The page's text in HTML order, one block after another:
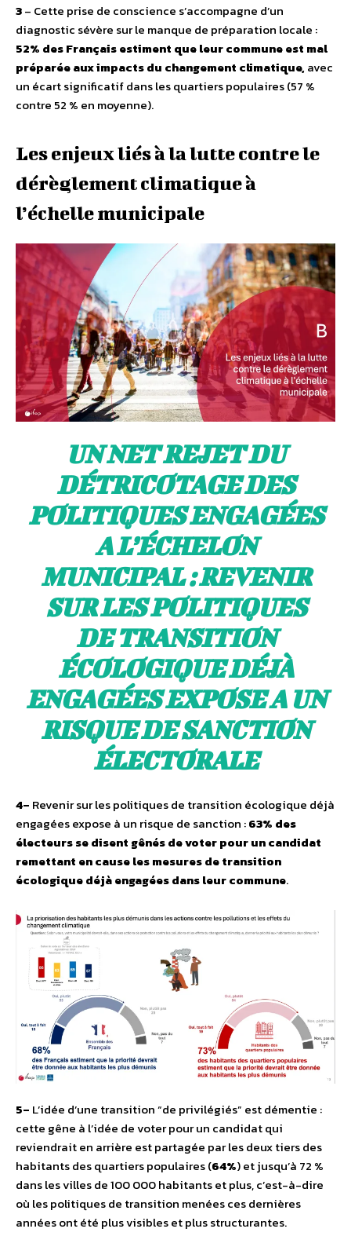
3– Cette prise de conscience s’accompagne d’un
diagnostic sévère sur le manque de préparation locale :
52% des Français estiment que leur commune est mal
préparée aux impacts du changement climatique,avec
un écart significatif dans les quartiers populaires (57 %
contre 52 % en moyenne).
Les enjeux liés à la lutte contre le
dérèglement climatique à
l’échelle municipale
UN NET REJET DU
DÉTRICOTAGE DES
POLITIQUES ENGAGÉES
A L’ÉCHELON
MUNICIPAL : REVENIR
SUR LES POLITIQUES
DE TRANSITION
ÉCOLOGIQUE DÉJÀ
ENGAGÉES EXPOSE A UN
RISQUE DE SANCTION
ÉLECTORALE
4– Revenir sur les politiques de transition écologique déjà
engagées expose à un risque de sanction :63% des
électeurs se disent gênés de voter pour un candidat
remettant en cause les mesures de transition
écologique déjà engagées dans leur commune.
5– L’idée d’une transition “de privilégiés” est démentie :
cette gêne à l’idée de voter pour un candidat qui
reviendrait en arrière est partagée par les deux tiers des
habitants des quartiers populaires (64%) et jusqu’à 72 %
dans les villes de 100 000 habitants et plus, c’est-à-dire
où les politiques de transition menées ces dernières
années ont été plus visibles et plus structurantes.